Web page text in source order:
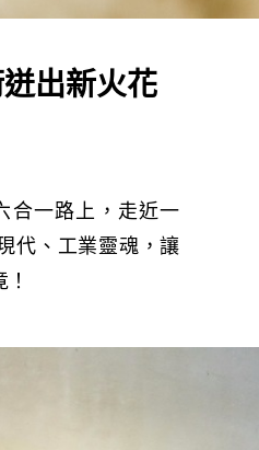
出新火花
合一路上，走近一
代、工業靈魂，讓